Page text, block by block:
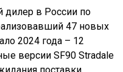
дилер в России по
47 новых
2024 года – 12
версии SF90 Stradale